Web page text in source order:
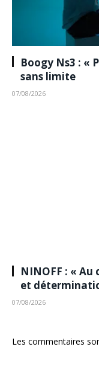
Boogy Ns3 : «
sans limite
07/08/2026
NINOFF : «
et
07/08/2026
Les commentaires